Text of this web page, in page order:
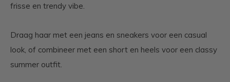
frisse en trendy vibe.
Draag haar met een jeans en sneakers voor een casual
look, of combineer met een short en heels voor een classy
summer outfit.